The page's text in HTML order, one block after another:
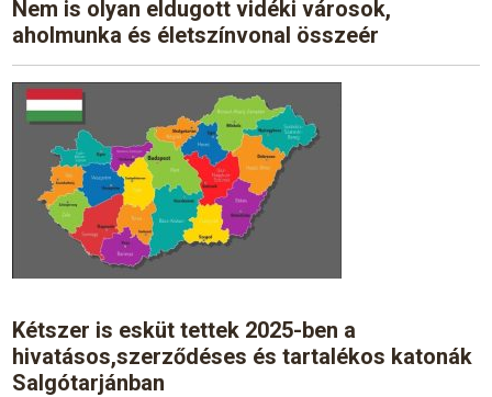
Nem is olyan eldugott vidéki városok,
aholmunka és életszínvonal összeér
Kétszer is esküt tettek 2025-ben a
hivatásos,szerződéses és tartalékos katonák
Salgótarjánban